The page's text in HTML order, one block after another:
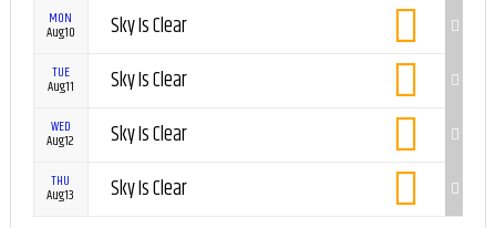
MON
Aug10 Sky Is Clear
TUE
Aug11 Sky Is Clear
WED
Aug12 Sky Is Clear
THU
Aug13 Sky Is Clear